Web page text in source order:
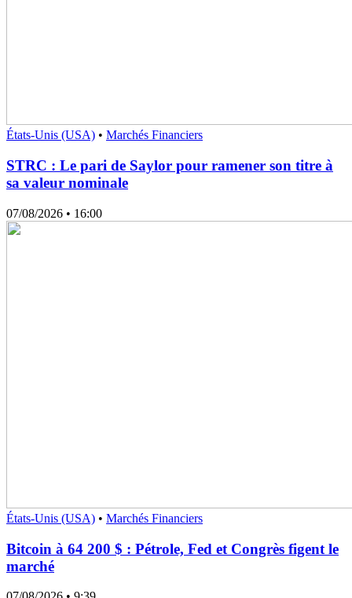
États-Unis (USA) • Marchés Financiers
STRC : Le pari de Saylor pour ramener son titre à
sa valeur nominale
07/08/2026 • 16:00
États-Unis (USA) • Marchés Financiers
Bitcoin à 64 200 $ : Pétrole, Fed et Congrès figent le
marché